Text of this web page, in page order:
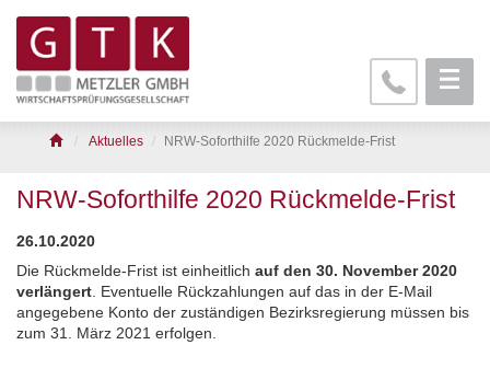
Aktuelles NRW-Soforthilfe 2020 Rückmelde-Frist
NRW-Soforthilfe 2020 Rückmelde-Frist
26.10.2020
Die Rückmelde-Frist ist einheitlich auf den 30. November 2020
verlängert. Eventuelle Rückzahlungen auf das in der E-Mail
angegebene Konto der zuständigen Bezirksregierung müssen bis
zum 31. März 2021 erfolgen.